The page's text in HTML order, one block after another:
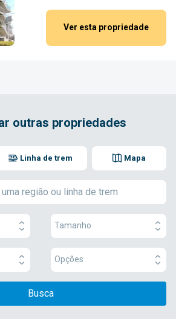
Ver esta propriedade
outras propriedades
Mapa
Linha de trem
Tamanho
Opções
Busca